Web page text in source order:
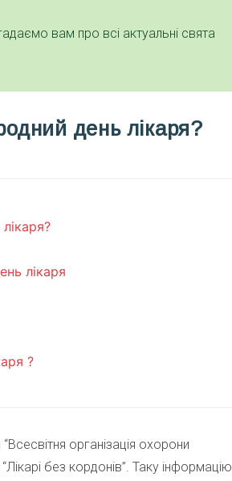
вам про всі актуальні свята
день лікаря?
лікаря
?
організація охорони
без кордонів”. Таку інформацію